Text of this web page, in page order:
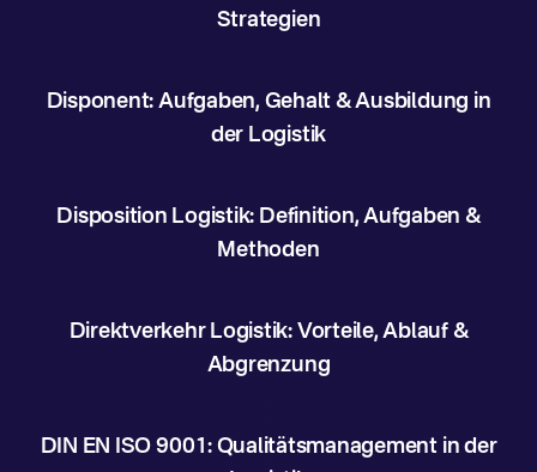
Strategien
Disponent: Aufgaben, Gehalt & Ausbildung in
der Logistik
Disposition Logistik: Definition, Aufgaben &
Methoden
Direktverkehr Logistik: Vorteile, Ablauf &
Abgrenzung
DIN EN ISO 9001: Qualitätsmanagement in der